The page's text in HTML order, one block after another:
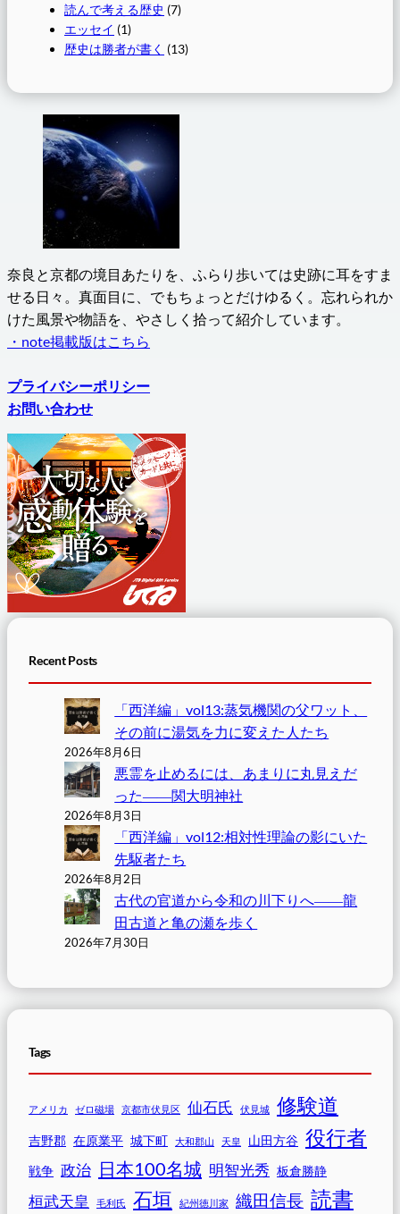
読んで考える歴史 (7)
エッセイ (1)
歴史は勝者が書く (13)
奈良と京都の境目あたりを、ふらり歩いては史跡に耳をすま
せる日々。真面目に、でもちょっとだけゆるく。忘れられか
けた風景や物語を、やさしく拾って紹介しています。
・note掲載版はこちら
プライバシーポリシー
お問い合わせ
Recent Posts
「西洋編」vol13:蒸気機関の父ワット、
その前に湯気を力に変えた人たち
2026年8月6日
悪霊を止めるには、あまりに丸見えだ
った――関大明神社
2026年8月3日
「西洋編」vol12:相対性理論の影にいた
先駆者たち
2026年8月2日
古代の官道から令和の川下りへ――龍
田古道と亀の瀬を歩く
2026年7月30日
Tags
アメリカ ゼロ磁場 京都市伏見区 仙石氏 伏見城 修験道
吉野郡 在原業平 城下町 大和郡山 天皇 山田方谷 役行者
戦争 政治 日本100名城 明智光秀 板倉勝静
桓武天皇 毛利氏 石垣 紀州徳川家 織田信長 読書